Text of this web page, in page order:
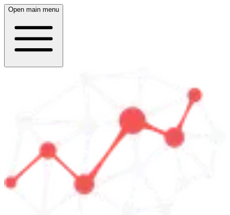
Open main menu